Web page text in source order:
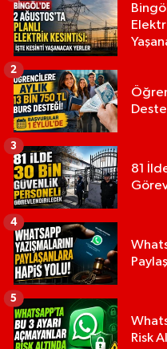
2
81
3
4
Risk
5